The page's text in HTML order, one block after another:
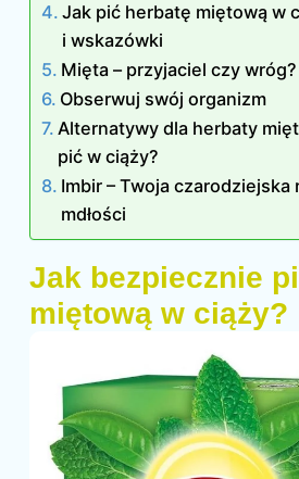
Jak pić herbatę miętową w
i wskazówki
Mięta – przyjaciel czy wróg?
Obserwuj swój organizm
Alternatywy dla herbaty
pić w ciąży?
Imbir – Twoja czarodziejska
mdłości
Jak bezpiecznie
miętową w ciąży?